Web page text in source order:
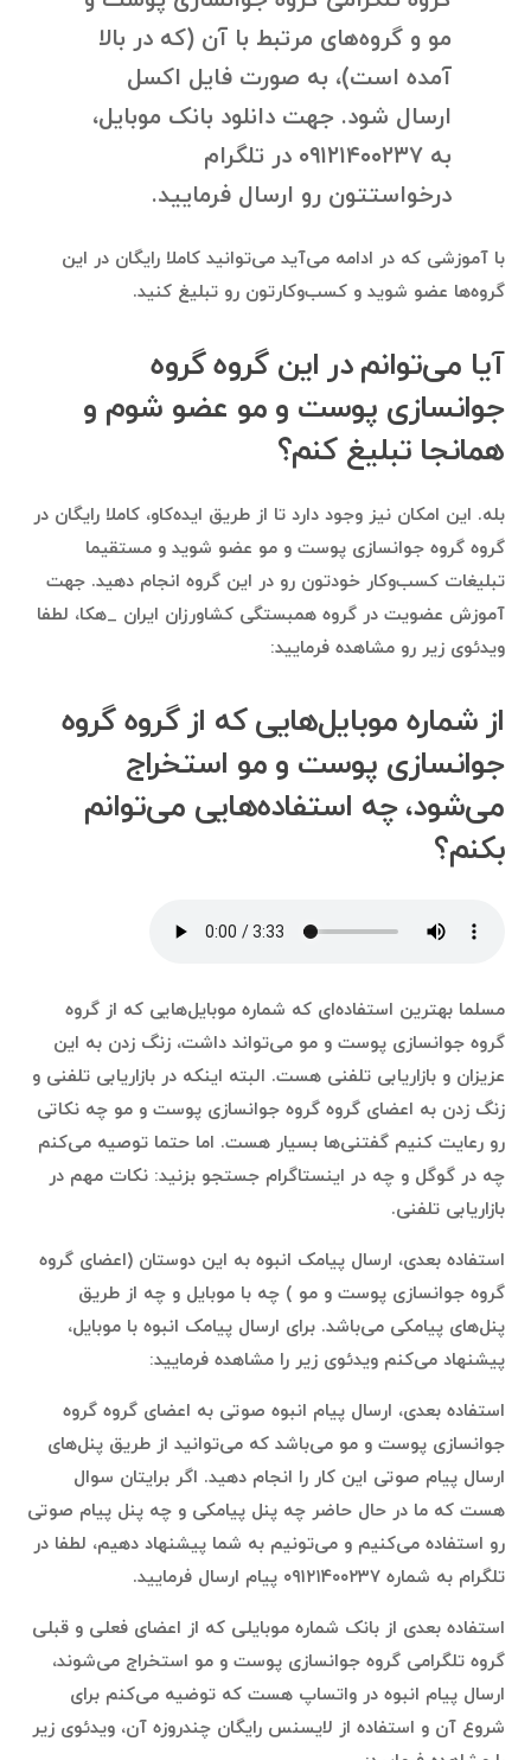
مو و گروه‌های مرتبط با آن (که در بالا
آمده است)، به صورت فایل اکسل
ارسال شود. جهت دانلود بانک موبایل،
به ۰۹۱۲۱۴۰۰۲۳۷ در تلگرام
درخواستتون رو ارسال فرمایید.
با آموزشی که در ادامه می‌آید می‌توانید کاملا رایگان در این
گروه‌ها عضو شوید و کسب‌وکارتون رو تبلیغ کنید.
آیا می‌توانم در این گروه گروه
جوانسازی پوست و مو عضو شوم و
همانجا تبلیغ کنم؟
بله. این امکان نیز وجود دارد تا از طریق ایده‌کاو، کاملا رایگان در
گروه گروه جوانسازی پوست و مو عضو شوید و مستقیما
تبلیغات کسب‌وکار خودتون رو در این گروه انجام دهید. جهت
آموزش عضویت در گروه همبستگی کشاورزان ایران _هکا، لطفا
ویدئوی زیر رو مشاهده فرمایید:
از شماره موبایل‌هایی که از گروه گروه
جوانسازی پوست و مو استخراج
می‌شود، چه استفاده‌هایی می‌توانم
بکنم؟
مسلما بهترین استفاده‌ای که شماره موبایل‌هایی که از گروه
گروه جوانسازی پوست و مو می‌تواند داشت، زنگ زدن به این
عزیزان و بازاریابی تلفنی هست. البته اینکه در بازاریابی تلفنی و
زنگ زدن به اعضای گروه گروه جوانسازی پوست و مو چه نکاتی
رو رعایت کنیم گفتنی‌ها بسیار هست. اما حتما توصیه می‌کنم
چه در گوگل و چه در اینستاگرام جستجو بزنید: نکات مهم در
بازاریابی تلفنی.
استفاده بعدی، ارسال پیامک انبوه به این دوستان (اعضای گروه
گروه جوانسازی پوست و مو ) چه با موبایل و چه از طریق
پنل‌های پیامکی می‌باشد. برای ارسال پیامک انبوه با موبایل،
پیشنهاد می‌کنم ویدئوی زیر را مشاهده فرمایید:
استفاده بعدی، ارسال پیام انبوه صوتی به اعضای گروه گروه
جوانسازی پوست و مو می‌باشد که می‌توانید از طریق پنل‌های
ارسال پیام صوتی این کار را انجام دهید. اگر برایتان سوال
هست که ما در حال حاضر چه پنل پیامکی و چه پنل پیام صوتی
رو استفاده می‌کنیم و می‌تونیم به شما پیشنهاد دهیم، لطفا در
تلگرام به شماره ۰۹۱۲۱۴۰۰۲۳۷ پیام ارسال فرمایید.
استفاده بعدی از بانک شماره موبایلی که از اعضای فعلی و قبلی
گروه تلگرامی گروه جوانسازی پوست و مو استخراج می‌شوند،
ارسال پیام انبوه در واتساپ هست که توضیه می‌کنم برای
شروع آن و استفاده از لایسنس رایگان چندروزه آن، ویدئوی زیر